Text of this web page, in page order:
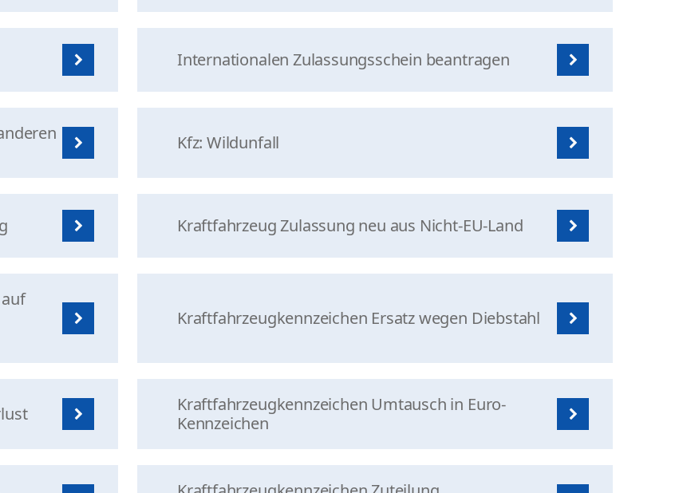
Internationalen Zulassungsschein beantragen
Kfz: Wildunfall
Kraftfahrzeug Zulassung neu aus Nicht-EU-Land
Kraftfahrzeugkennzeichen Ersatz wegen Diebstahl
Kraftfahrzeugkennzeichen Umtausch in Euro-
Kennzeichen